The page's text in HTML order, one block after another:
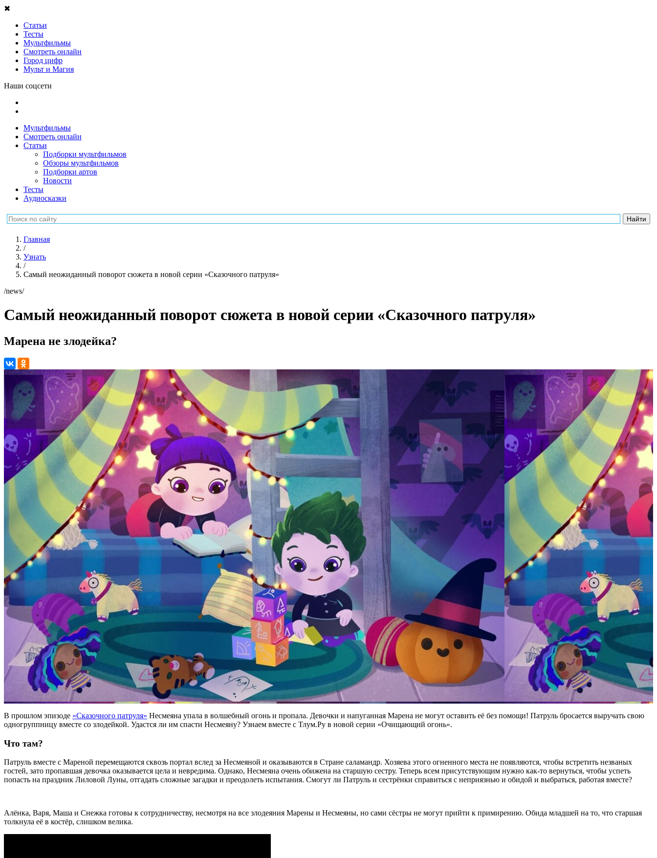
✖
Статьи
Тесты
Мультфильмы
Смотреть онлайн
Город цифр
Мульт и Магия
Наши соцсети
Мультфильмы
Смотреть онлайн
Статьи
Подборки мультфильмов
Обзоры мультфильмов
Подборки артов
Новости
Тесты
Аудиосказки
Главная
/
Узнать
/
Самый неожиданный поворот сюжета в новой серии «Сказочного патруля»
/news/
Самый неожиданный поворот сюжета в новой серии «Сказочного патруля»
Марена не злодейка?
В прошлом эпизоде «Сказочного патруля» Несмеяна упала в волшебный огонь и пропала. Девочки и напуганная Марена не могут оставить её без помощи! Патруль бросается выручать свою
одногруппницу вместе со злодейкой. Удастся ли им спасти Несмеяну? Узнаем вместе с Тлум.Ру в новой серии «Очищающий огонь».
Что там?
Патруль вместе с Мареной перемещаются сквозь портал вслед за Несмеяной и оказываются в Стране саламандр. Хозяева этого огненного места не появляются, чтобы встретить незваных
гостей, зато пропавшая девочка оказывается цела и невредима. Однако, Несмеяна очень обижена на старшую сестру. Теперь всем присутствующим нужно как-то вернуться, чтобы успеть
попасть на праздник Лиловой Луны, отгадать сложные загадки и преодолеть испытания. Смогут ли Патруль и сестрёнки справиться с неприязнью и обидой и выбраться, работая вместе?
Алёнка, Варя, Маша и Снежка готовы к сотрудничеству, несмотря на все злодеяния Марены и Несмеяны, но сами сёстры не могут прийти к примирению. Обида младшей на то, что старшая
толкнула её в костёр, слишком велика.